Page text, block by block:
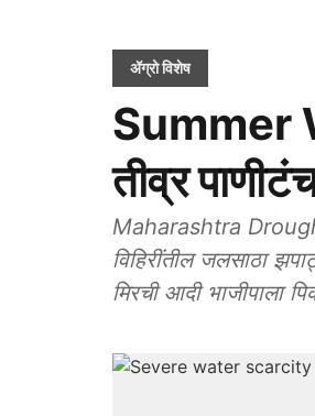
ॲग्रो विशेष
Summer
तीव्र
Maharashtra
विहिरींतील जलसाठा
मिरची आदी भाजीपाला